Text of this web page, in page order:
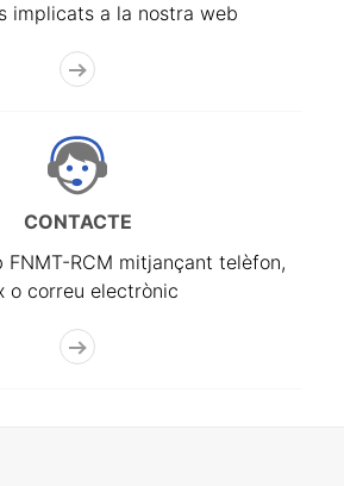
implicats a la nostra web
CONTACTE
FNMT-RCM mitjançant telèfon,
o correu electrònic